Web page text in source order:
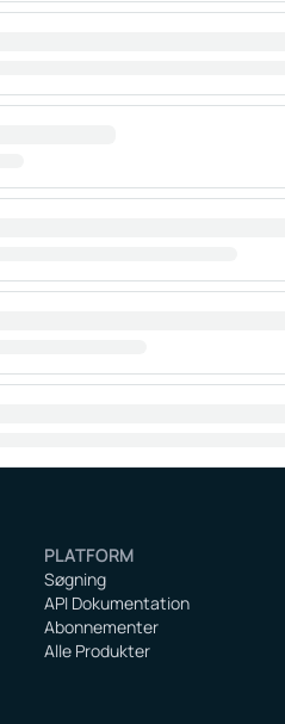
PLATFORM
Søgning
API Dokumentation
Abonnementer
Alle Produkter